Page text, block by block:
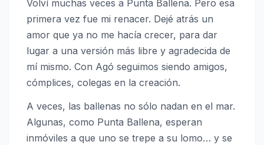
Volví muchas veces a Punta Ballena. Pero esa
primera vez fue mi renacer. Dejé atrás un
amor que ya no me hacía crecer, para dar
lugar a una versión más libre y agradecida de
mí mismo. Con Agó seguimos siendo amigos,
cómplices, colegas en la creación.
A veces, las ballenas no sólo nadan en el mar.
Algunas, como Punta Ballena, esperan
inmóviles a que uno se trepe a su lomo… y se